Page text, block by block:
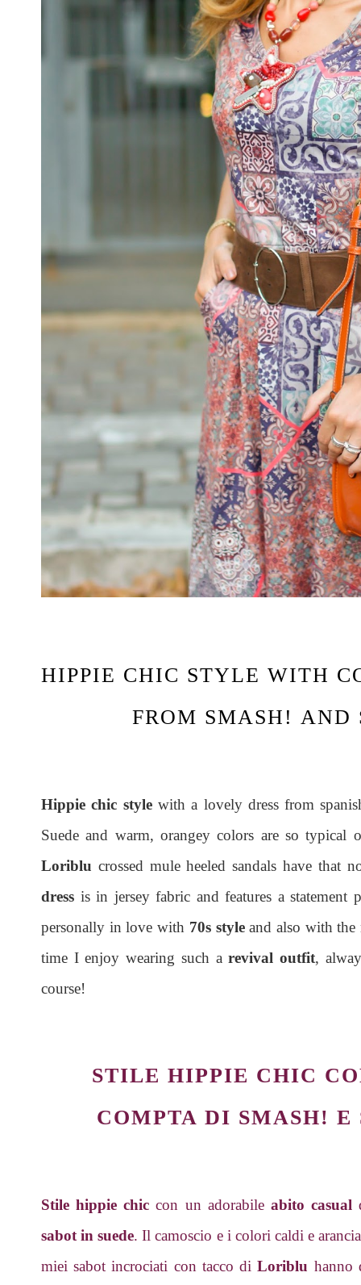
HIPPIE CHIC STYLE WITH
FROM SMASH! AND
Hippie chic style with a lovely dress from
Suede and warm, orangey colors are so typical
Loriblu crossed mule heeled sandals have that
dress is in jersey fabric and features a
personally in love with 70s styleand also with
time I enjoy wearing such arevival outfit,
course!
STILE HIPPIE CHIC
COMPTA DI SMASH! E
Stile hippie chiccon un adorabile abito casual
sabot in suede. Il camoscio e i colori caldi e
miei sabot incrociati con tacco diLoriblu hanno